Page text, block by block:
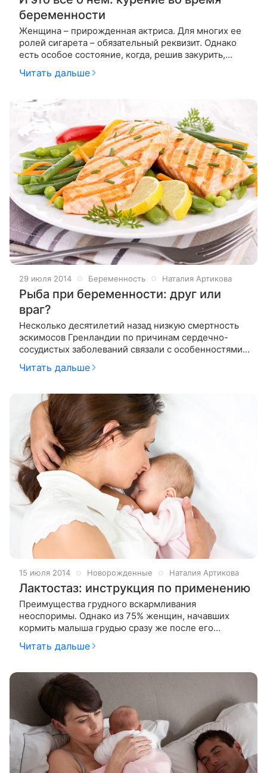
беременности
Женщина – прирожденная актриса. Для многих ее
ролей сигарета – обязательный реквизит. Однако
есть особое состояние, когда, решив закурить,
женщина обязательно должна взвесить все
возможные риски. И это состояние
Читать дальше
29 июля 2014 Беременность Наталия Артикова
Рыба при беременности: друг или
враг?
Несколько десятилетий назад низкую смертность
эскимосов Гренландии по причинам сердечно-
сосудистых заболеваний связали с особенностями
морепродуктами. Дальнейшие
Читать дальше
15 июля 2014 Новорожденные Наталия Артикова
Лактостаз: инструкция по применению
Преимущества грудного вскармливания
неоспоримы. Однако из 75% женщин, начавших
кормить малыша грудью сразу же после его
рождения, только 40% сохраняют грудное
вскармливание через 6 месяцев. Многие молодые
Читать дальше